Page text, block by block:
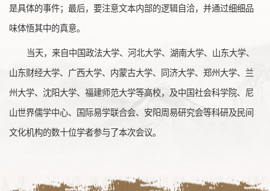
是具体的事件；最后，要注意文本内部的逻辑自洽，并通过细细品
味体悟其中的真意。
当天，来自中国政法大学、河北大学、湖南大学、山东大学、
山东财经大学、广西大学、内蒙古大学、同济大学、郑州大学、兰
州大学、沈阳大学、福建师范大学等高校，及中国社会科学院、尼
山世界儒学中心、国际易学联合会、安阳周易研究会等科研及民间
文化机构的数十位学者参与了本次会议。